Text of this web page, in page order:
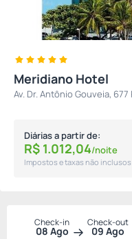
Meridiano Hotel
Av. Dr. Antônio Gouveia,
Diárias a partir de:
R$ 1.012,04/noite
Impostos e taxas não inclusos
Check-in
08 Ago
Check-out
09 Ago